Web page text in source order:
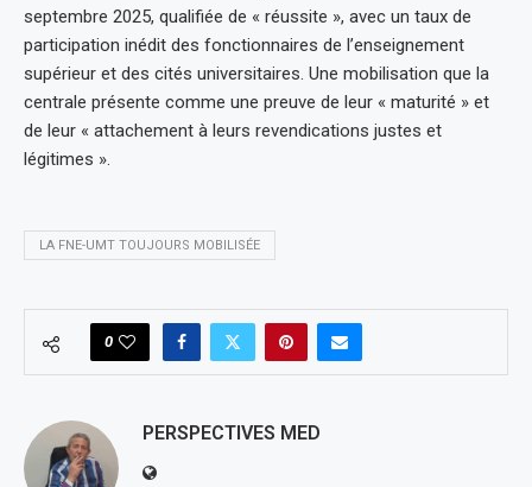
septembre 2025, qualifiée de « réussite », avec un taux de
participation inédit des fonctionnaires de l’enseignement
supérieur et des cités universitaires. Une mobilisation que la
centrale présente comme une preuve de leur « maturité » et
de leur « attachement à leurs revendications justes et
légitimes ».
LA FNE-UMT TOUJOURS MOBILISÉE
0
PERSPECTIVES MED